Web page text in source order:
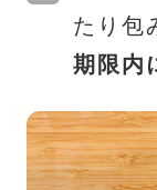
たり包
期限内